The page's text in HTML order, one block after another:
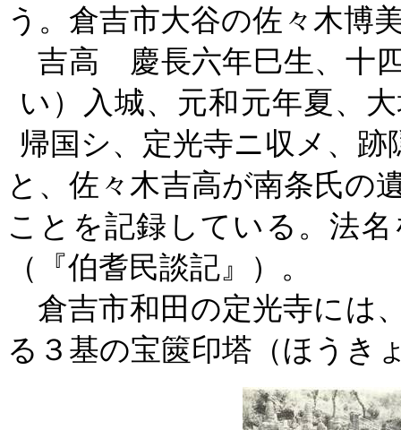
う。倉吉市大谷の佐々木博
吉高 慶長六年巳生、十
い）入城、元和元年夏、
帰国シ、定光寺ニ収メ、
と、佐々木吉高が南条氏の
ことを記録している。法
（『伯耆民談記』）。
倉吉市和田の定光寺には
る３基の宝篋印塔（ほうき